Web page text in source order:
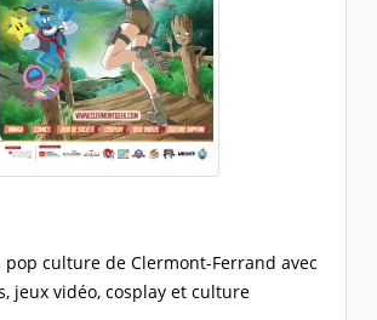
pop culture de Clermont-Ferrand avec
jeux vidéo, cosplay et culture